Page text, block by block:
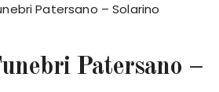
Patersano – Solarino
Patersano –